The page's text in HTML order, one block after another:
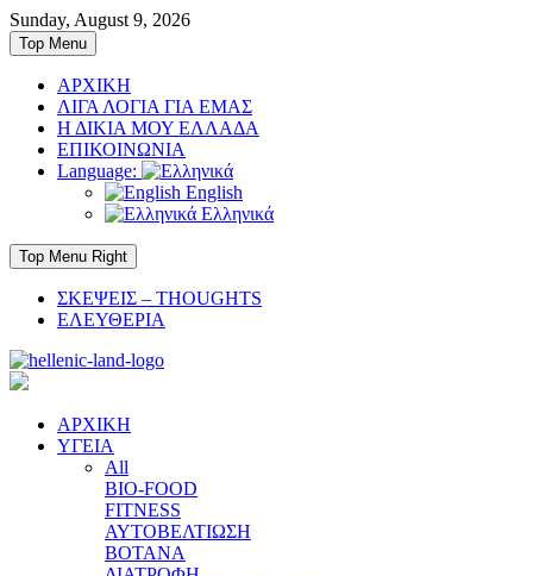
Skip
to
content
Sunday, August 9, 2026
Top Menu
ΑΡΧΙΚΗ
ΛΙΓΑ ΛΟΓΙΑ ΓΙΑ ΕΜΑΣ
Η ΔΙΚΙΑ ΜΟΥ ΕΛΛΑΔΑ
ΕΠΙΚΟΙΝΩΝΙΑ
Language:
English
Ελληνικά
Top Menu Right
ΣΚΕΨΕΙΣ – THOUGHTS
ΕΛΕΥΘΕΡΙΑ
ΑΡΧΙΚΗ
ΥΓΕΙΑ
All
BIO-FOOD
FITNESS
ΑΥΤΟΒΕΛΤΙΩΣΗ
ΒΟΤΑΝΑ